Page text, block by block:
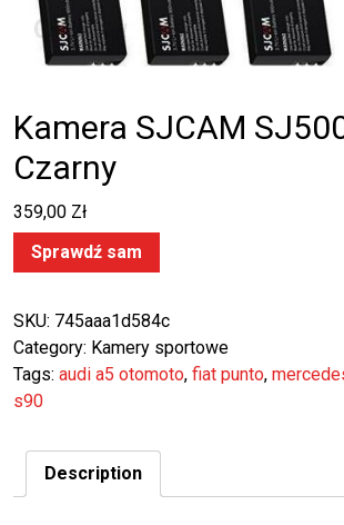
Kamera SJCAM
Czarny
359,00 Zł
Sprawdź sam
SKU: 745aaa1d584c
Category: Kamery sportowe
Tags: audi a5 otomoto, fiat punto,
s90
Description